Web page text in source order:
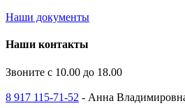
Наши документы
Наши контакты
Звоните с 10.00 до 18.00
8 917 115-71-52 - Анна